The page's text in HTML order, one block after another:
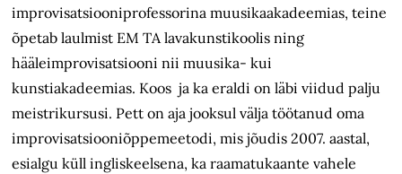
improvisatsiooniprofessorina muusikaakadeemias, teine
õpetab laulmist EM TA lavakunstikoolis ning
hääleimprovisatsiooni nii muusika- kui
kunstiakadeemias. Koos ja ka eraldi on läbi viidud palju
meistrikursusi. Pett on aja jooksul välja töötanud oma
improvisatsiooniõppemeetodi, mis jõudis 2007. aastal,
esialgu küll ingliskeelsena, ka raamatukaante vahele